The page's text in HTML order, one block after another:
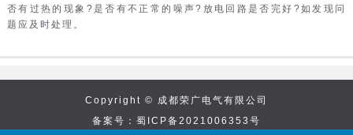
否有过热的现象?是否有不正常的噪声?放电回路是否完好?如发现问
题应及时处理。
Copyright © 成都荣广电气有限公司
备案号：蜀ICP备2021006353号